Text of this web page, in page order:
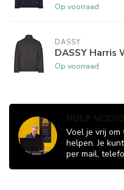
Op voorraad
DASSY
DASSY Harris
Op voorraad
Voel je vrij om
helpen. Je
per mail,